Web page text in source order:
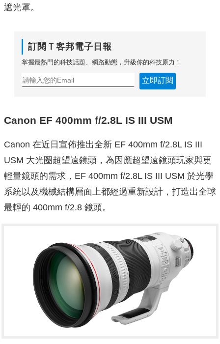
遮光罩。
訂閱Ｔ客邦電子日報
掌握最熱門的科技話題、網路動態，升級你的科技原力！
立即訂閱
Canon EF 400mm f/2.8L IS III USM
Canon 在近日宣佈推出全新 EF 400mm f/2.8L IS III
USM 大光圈超望遠鏡頭，為因應超望遠鏡頭玩家與更
輕量鏡頭的需求，EF 400mm f/2.8L IS III USM 於光學
系統以及機械結構層面上都經過重新設計，打造出全球
最輕的 400mm f/2.8 鏡頭。